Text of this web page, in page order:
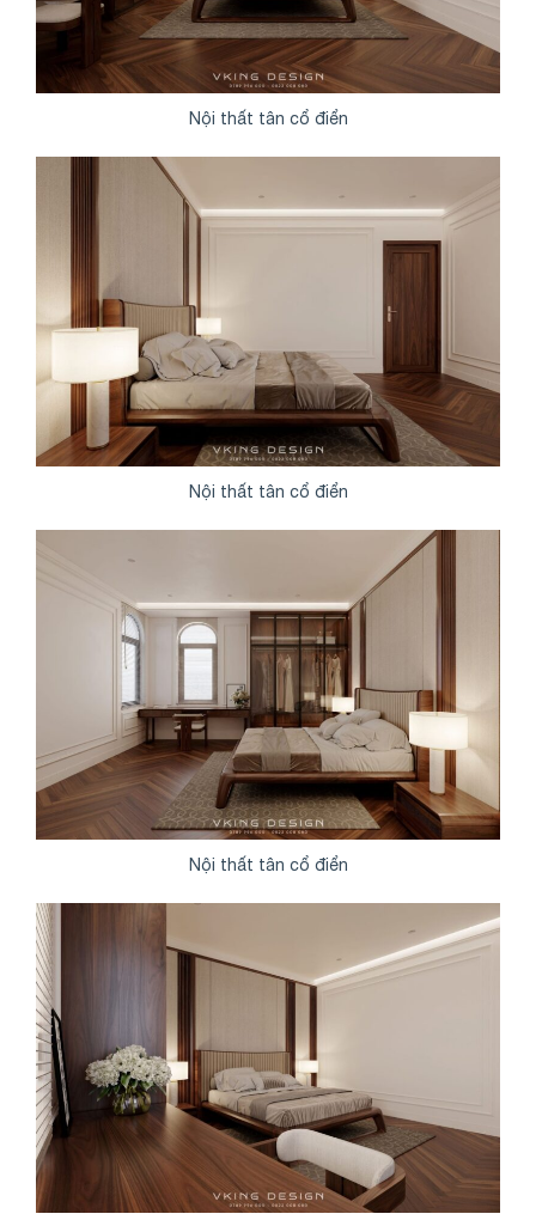
Nội thất tân cổ điển
Nội thất tân cổ điển
Nội thất tân cổ điển